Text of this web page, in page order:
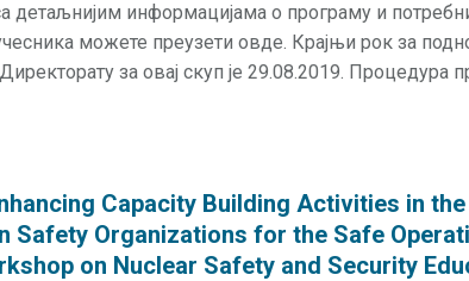
детаљнијим информацијама о програму и
можете преузети овде. Крајњи рок за
за овај скуп је 29.08.2019. Процедура
Capacity Building Activities in
Safety Organizations for the Safe
on Nuclear Safety and Security